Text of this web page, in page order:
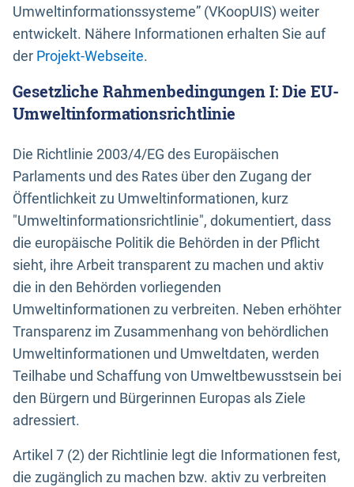
Umweltinformationssysteme” (VKoopUIS) weiter
entwickelt. Nähere Informationen erhalten Sie auf
der Projekt-Webseite.
Gesetzliche Rahmenbedingungen I: Die EU-
Umweltinformationsrichtlinie
Die Richtlinie 2003/4/EG des Europäischen
Parlaments und des Rates über den Zugang der
Öffentlichkeit zu Umweltinformationen, kurz
"Umweltinformationsrichtlinie", dokumentiert, dass
die europäische Politik die Behörden in der Pflicht
sieht, ihre Arbeit transparent zu machen und aktiv
die in den Behörden vorliegenden
Umweltinformationen zu verbreiten. Neben erhöhter
Transparenz im Zusammenhang von behördlichen
Umweltinformationen und Umweltdaten, werden
Teilhabe und Schaffung von Umweltbewusstsein bei
den Bürgern und Bürgerinnen Europas als Ziele
adressiert.
Artikel 7 (2) der Richtlinie legt die Informationen fest,
die zugänglich zu machen bzw. aktiv zu verbreiten